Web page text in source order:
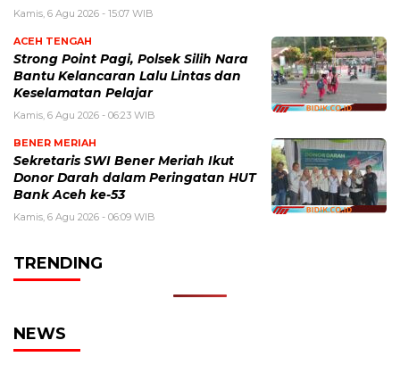
Kamis, 6 Agu 2026 - 15:07 WIB
ACEH TENGAH
Strong Point Pagi, Polsek Silih Nara
Bantu Kelancaran Lalu Lintas dan
Keselamatan Pelajar
Kamis, 6 Agu 2026 - 06:23 WIB
BENER MERIAH
Sekretaris SWI Bener Meriah Ikut
Donor Darah dalam Peringatan HUT
Bank Aceh ke-53
Kamis, 6 Agu 2026 - 06:09 WIB
TRENDING
NEWS